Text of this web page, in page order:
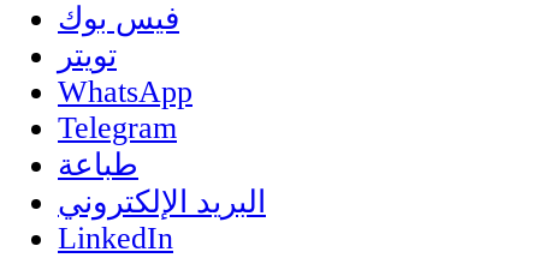
فيس بوك
تويتر
WhatsApp
Telegram
طباعة
البريد الإلكتروني
LinkedIn